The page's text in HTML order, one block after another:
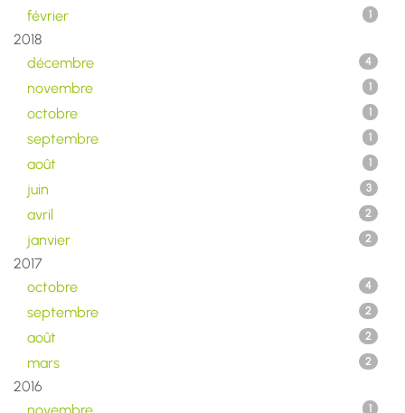
février 1
2018
décembre
4
novembre 1
octobre 1
septembre 1
août 1
juin 3
avril 2
janvier 2
2017
octobre
4
septembre 2
août 2
mars 2
2016
1